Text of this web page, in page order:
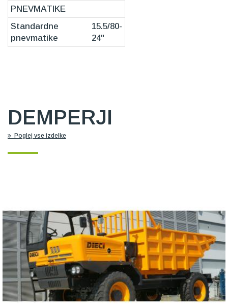
PNEVMATIKE
Standardne
pnevmatike
15.5/80-
24"
DEMPERJI
Poglej vse izdelke